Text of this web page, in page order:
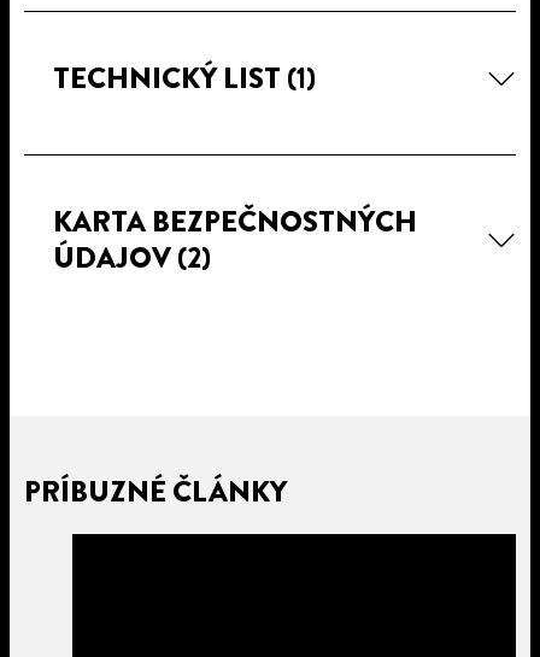
TECHNICKÝ LIST (1)
KARTA BEZPEČNOSTNÝCH
ÚDAJOV(2)
PRÍBUZNÉ ČLÁNKY